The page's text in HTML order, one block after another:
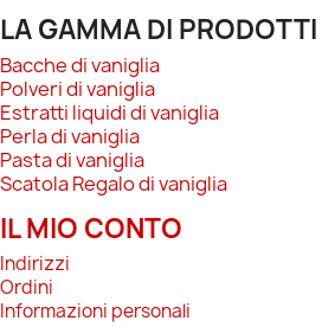
LA GAMMA DI PRODOTTI
Bacche di vaniglia
Polveri di vaniglia
Estratti liquidi di vaniglia
Perla di vaniglia
Pasta di vaniglia
Scatola Regalo di vaniglia
IL MIO CONTO
Indirizzi
Ordini
Informazioni personali